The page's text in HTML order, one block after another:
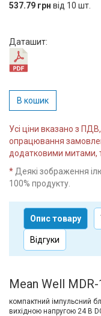
Підтримка
Блог
537.79 грн від 10 шт.
Даташит:
В кошик
Усі ціни вказано з
опрацювання
додатковими митами,
* Деякі зображення
100% продукту.
Опис товару
Відгуки
Mean Well
компактний імпульсний
вихідною напругою 24 В